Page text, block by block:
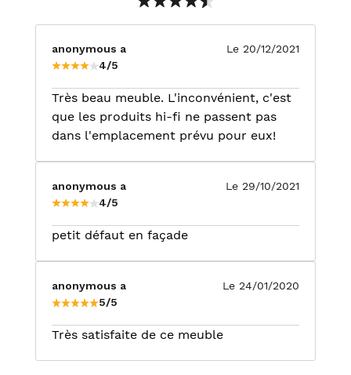
anonymous a
4/5
Le 20/12/2021
Très beau meuble. L'inconvénient, c'est
que les produits hi-fi ne passent pas
dans l'emplacement prévu pour eux!
anonymous a
4/5
Le 29/10/2021
petit défaut en façade
anonymous a
5/5
Le 24/01/2020
Très satisfaite de ce meuble